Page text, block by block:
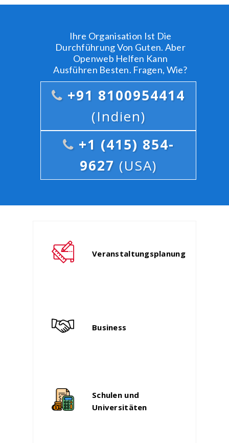
Ihre Organisation Ist Die
Durchführung Von Guten. Aber
Openweb Helfen Kann
Ausführen Besten. Fragen, Wie?
+91 8100954414
(Indien)
+1 (415) 854-
9627 (USA)
Veranstaltungsplanung
Business
Schulen und
Universitäten